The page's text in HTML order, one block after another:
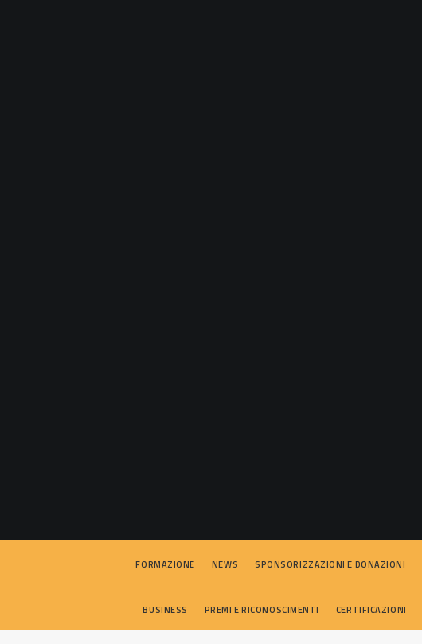
FORMAZIONE NEWS SPONSORIZZAZIONI E DONAZIONI
BUSINESS PREMI E RICONOSCIMENTI CERTIFICAZIONI